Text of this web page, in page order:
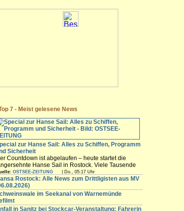
7 - Meist gelesene News
zur Hanse Sail: Alles zu Schiffen, Programm
Sicherheit
Countdown ist abgelaufen – heute startet die
Hanse Sail in Rostock. Viele Tausende
werden in den nächsten Tagen erwartet und
sich auf die maritimen Angebote in der
OSTSEE-ZEITUNG | Do., 05:17 Uhr
Rostock: Alle News zum Drittligisten aus MV
im Seekanal von Warnemünde
in Sanitz bei Stockcar-Veranstaltung: Fahrerin